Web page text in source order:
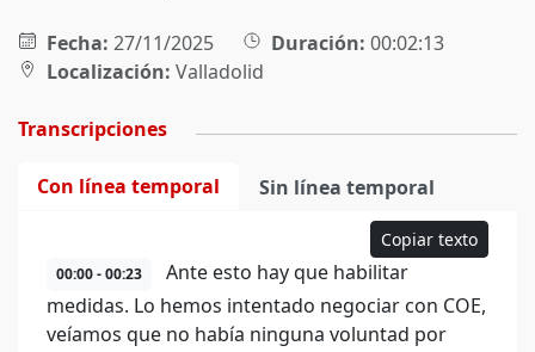
Fecha: 27/11/2025 Duración: 00:02:13
Localización: Valladolid
Transcripciones
Con línea temporal Sin línea temporal
Copiar texto
00:00 - 00:23
Ante esto hay que habilitar
medidas. Lo hemos intentado negociar con COE,
veíamos que no había ninguna voluntad por